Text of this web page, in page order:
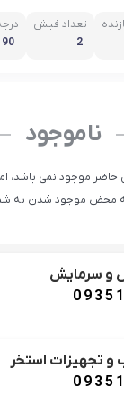
تعداد فیش
2
90
ناموجود
موجود نمی باشد، اما
به محض موجود شدن به
و سرمایش
و تجهیزات استخر